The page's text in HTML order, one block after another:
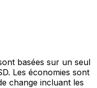
basées sur un seul
Les économies sont
change incluant les